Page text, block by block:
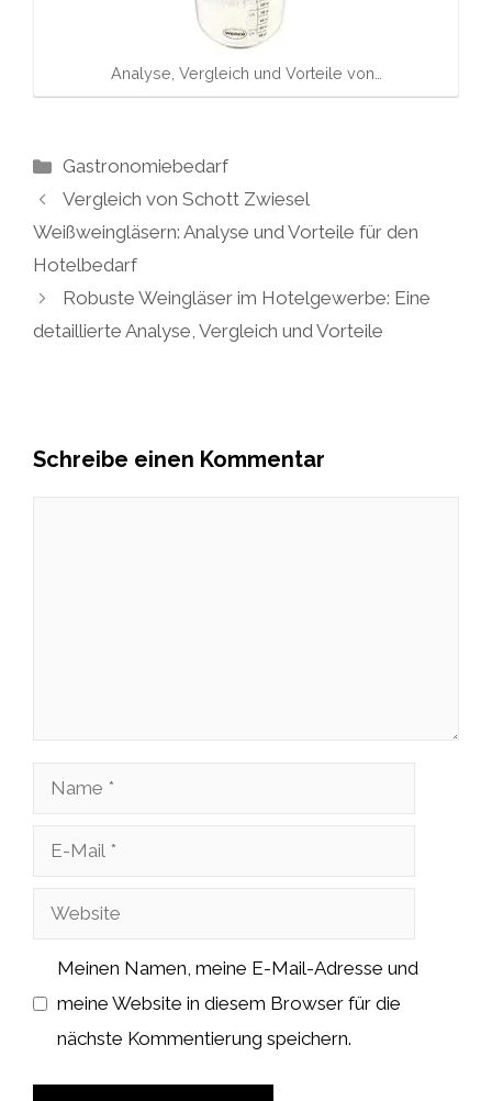
Analyse, Vergleich und Vorteile von…
Kategorien
Gastronomiebedarf
Vergleich von Schott Zwiesel
Weißweingläsern: Analyse und Vorteile für den
Hotelbedarf
Robuste Weingläser im Hotelgewerbe: Eine
detaillierte Analyse, Vergleich und Vorteile
Schreibe einen Kommentar
Name
Website
Meinen Namen, meine E-Mail-Adresse und
meine Website in diesem Browser für die
nächste Kommentierung speichern.